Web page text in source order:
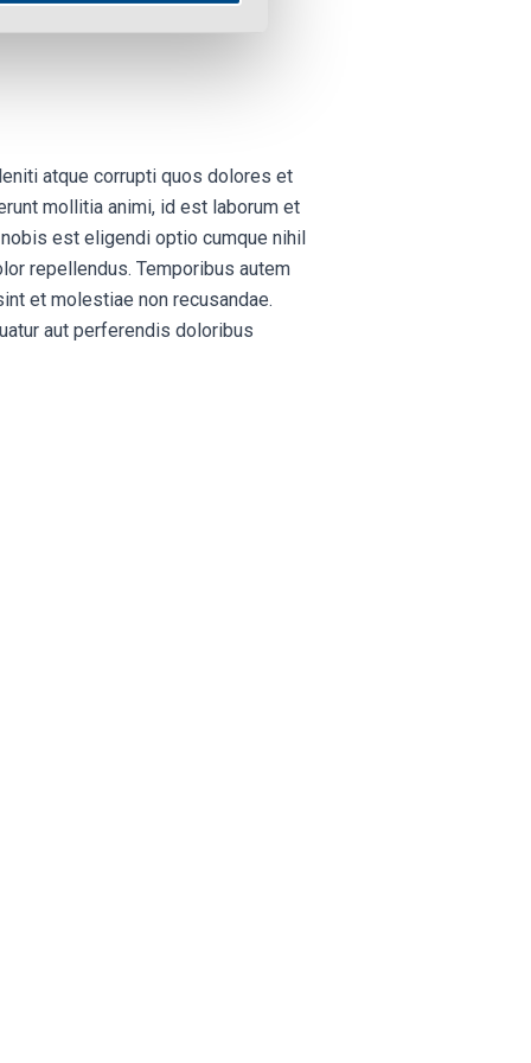
atque corrupti quos dolores et
mollitia animi, id est laborum et
est eligendi optio cumque nihil
repellendus. Temporibus autem
et molestiae non recusandae.
aut perferendis doloribus